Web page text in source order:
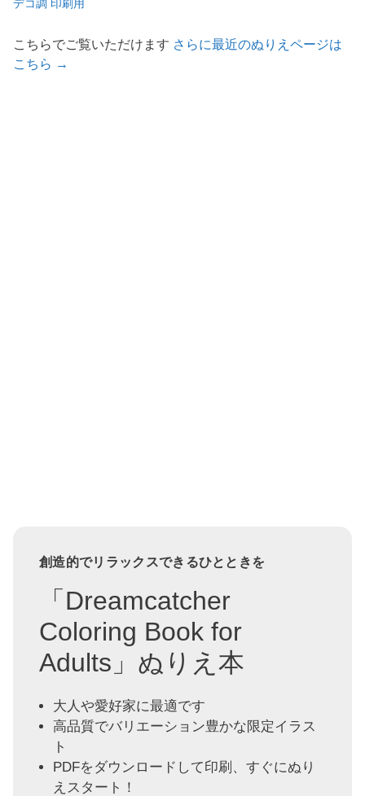
デコ調 印刷用
こちらでご覧いただけます さらに最近のぬりえページは
こちら →
創造的でリラックスできるひとときを
「Dreamcatcher
Coloring Book for
Adults」ぬりえ本
大人や愛好家に最適です
高品質でバリエーション豊かな限定イラス
ト
PDFをダウンロードして印刷、すぐにぬり
えスタート！